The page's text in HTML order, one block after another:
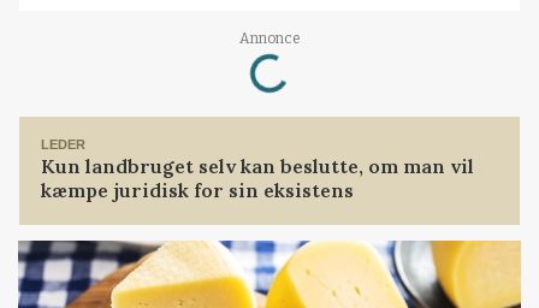
Annonce
Loading...
LEDER
Kun landbruget selv kan beslutte, om man vil
kæmpe juridisk for sin eksistens